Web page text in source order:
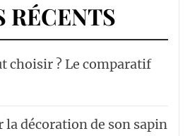
RÉCENTS
choisir ? Le comparatif
décoration de son sapin